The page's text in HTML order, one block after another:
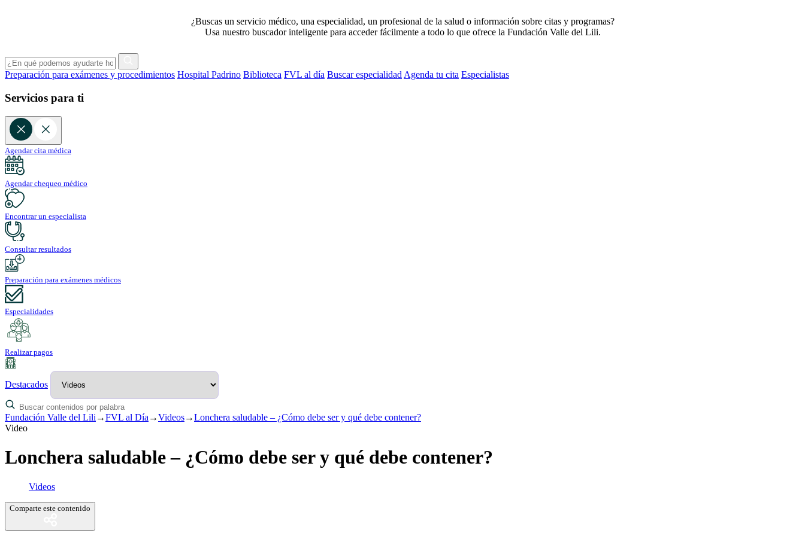
¿Buscas un servicio médico, una especialidad, un profesional de la salud o información sobre citas y programas?
Usa nuestro buscador inteligente para acceder fácilmente a todo lo que ofrece la Fundación Valle del Lili.
Preparación para exámenes y procedimientos Hospital Padrino Biblioteca FVL al día Buscar especialidad Agenda tu cita Especialistas
Servicios para ti
Agendar cita médica
Agendar chequeo médico
Encontrar un especialista
Consultar resultados
Preparación para exámenes médicos
Especialidades
Realizar pagos
Destacados
Fundación Valle del Lili →FVL al Día →Videos→Lonchera saludable – ¿Cómo debe ser y qué debe contener?
Video
Lonchera saludable – ¿Cómo debe ser y qué debe contener?
Videos
Comparte este contenido